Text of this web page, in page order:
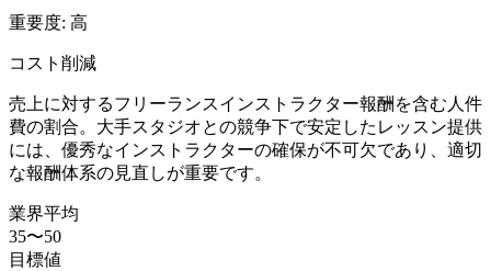
重要度: 高
コスト削減
売上に対するフリーランスインストラクター報酬を含む人件
費の割合。大手スタジオとの競争下で安定したレッスン提供
には、優秀なインストラクターの確保が不可欠であり、適切
な報酬体系の見直しが重要です。
業界平均
35〜50
目標値